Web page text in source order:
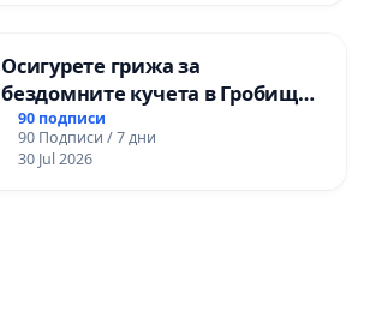
Осигурете грижа за
бездомните кучета в Гробищен
парк „Чаира“ в община Плевен
90 подписи
90 Подписи / 7 дни
30 Jul 2026